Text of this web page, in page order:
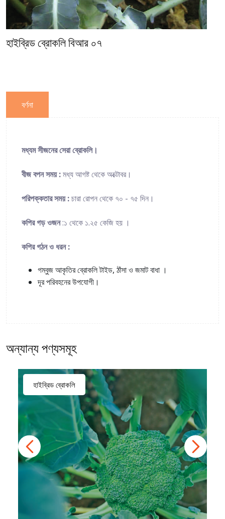
হাইব্রিড ব্রোকলি বিআর ০৭
বর্ণনা
মধ্যম সীজনের সেরা ব্রোকলি।
বীজ বপন সময় :মধ্য আগষ্ট থেকে অক্টোবর।
পরিপক্কতার সময় :চারা রোপন থেকে ৭০ - ৭৫ দিন।
কপির গড় ওজন:১ থেকে ১.২৫ কেজি হয় ।
কপির গঠন ও ধরন :
গম্বুজ আকৃতির ব্রোকলি টাইড, ঠাঁসা ও জমাট বাধা ।
দূর পরিবহনের উপযোগী।
অন্যান্য পণ্যসমূহ
হাইব্রিড ব্রোকলি